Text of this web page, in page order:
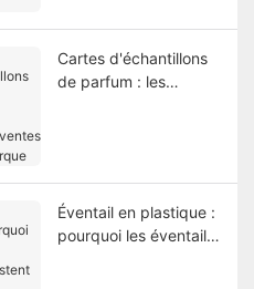
Cartes d'échantillons
de parfum : les
Éventail en plastique :
pourquoi les éventails